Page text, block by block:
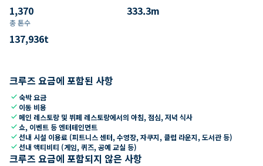
1,370 333.3m
총 톤수
137,936t
크루즈 요금에 포함된 사항
check숙박 요금
check 이동 비용
check 메인 레스토랑 및 뷔페 레스토랑에서의 아침, 점심, 저녁 식사
check쇼, 이벤트 등 엔터테인먼트
check선내 시설 이용료 (피트니스 센터, 수영장, 자쿠지, 클럽 라운지, 도서관 등)
check선내 액티비티 (게임, 퀴즈, 공예 교실 등)
크루즈 요금에 포함되지 않은 사항